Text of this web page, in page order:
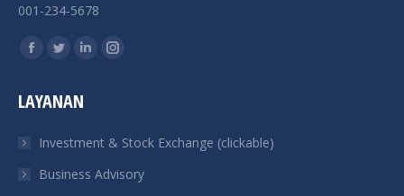
001-234-5678
Find us on:
Facebook
opens
new
window
Twitter
opens
new
window
Linkedin
new
window
Instagram
new
window
LAYANAN
Investment & Stock Exchange (clickable)
Business Advisory